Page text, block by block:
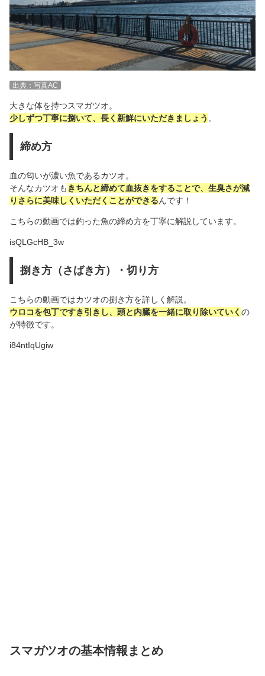
出典：写真AC
大きな体を持つスマガツオ。
少しずつ丁寧に捌いて、長く新鮮にいただきましょう 。
締め方
血の匂いが濃い魚であるカツオ。
そんなカツオも きちんと締めて血抜きをすることで、生臭さが減
りさらに美味しくいただくことができるんです！
こちらの動画では釣った魚の締め方を丁寧に解説しています。
isQLGcHB_3w
捌き方（さばき方）・切り方
こちらの動画ではカツオの捌き方を詳しく解説。
ウロコを包丁ですき引きし、頭と内臓を一緒に取り除いていく の
が特徴です。
i84ntIqUgiw
スマガツオの基本情報まとめ